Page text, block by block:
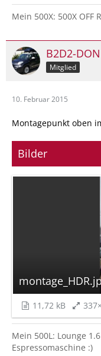
Mein 500X: 500X OFF
B2D2-DON
Mitglied
10. Februar 2015
Montagepunkt oben
Bilder
11,72 kB
Mein 500L: Lounge
Espressomaschine :)